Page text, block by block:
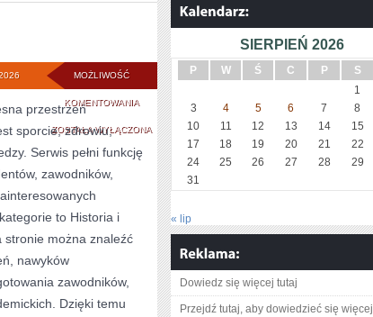
MOŻLIWOŚĆ
KOMENTOWANIAZDROWIE
I
DIETA
ZOSTAŁA WYŁĄCZONA
przestrzeń
sporcie, zdrowiu,
Serwis pełni funkcję
zawodników,
to Historia i
stronie można znaleźć
nawyków
zawodników,
Dzięki temu
SIERPIEŃ 2026
P W Ś C P S
1
3
4 5 6 7 8
10
11 12 13 14 15
17
18 19 20 21 22
24
25 26 27 28 29
31
« lip
Dowiedz się więcej tutaj
Przejdź tutaj, aby dowiedzieć się więcej